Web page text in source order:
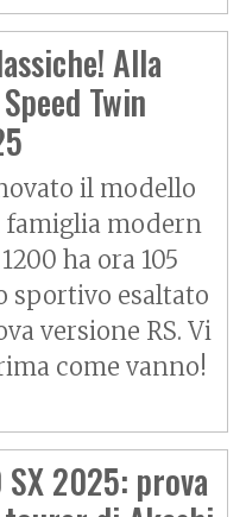
Alla
Twin
il modello
modern
1200 ha ora 105
sportivo esaltato
versione RS. Vi
come vanno!
SX 2025: prova